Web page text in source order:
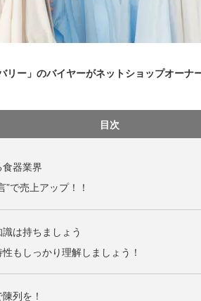
ー」のバイヤーがネットショップオーナ
目次
器業界
で売上アップ！！
は持ちましょう
もしっかり理解しましょう！
列を！